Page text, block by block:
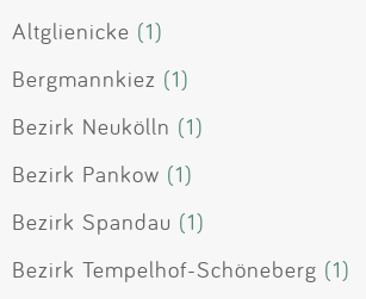
Altglienicke (1)
Bergmannkiez (1)
Bezirk Neukölln (1)
Bezirk Pankow (1)
Bezirk Spandau (1)
Bezirk Tempelhof-Schöneberg (1)